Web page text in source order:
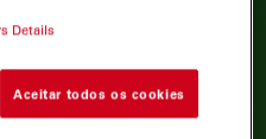
Details
Aceitar todos os cookies